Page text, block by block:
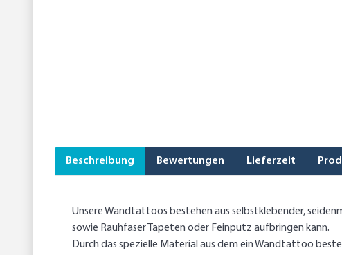
Beschreibung Bewertungen Lieferzeit
Unsere Wandtattoos bestehen aus selbstklebender,
sowie Rauhfaser Tapeten oder Feinputz aufbringen kann.
Durch das spezielle Material aus dem ein Wandtattoo